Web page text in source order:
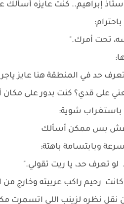
إبراهيم.. كنت عايزه أسألك
تحت أمرك."
حد في المنطقة هنا عايز
على قدي؟ كنت بدور على
باستغراب شوية:
بس ممكن أسألك
وبابتسامة باهتة:
لو تعرف حد، يا ريت تقولي."
رحيم راكب عربيته وخارج من
نقل نظره لزينب اللي اتسمرت